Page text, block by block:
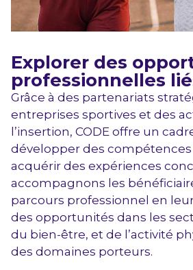
Explorer des
professionnelles
Grâce à des partenariats
entreprises sportives et des
l’insertion, CODE offre un
développer des compétences
acquérir des expériences
accompagnons les
parcours professionnel en
des opportunités dans les
du bien-être, et de l’activité
des domaines porteurs.